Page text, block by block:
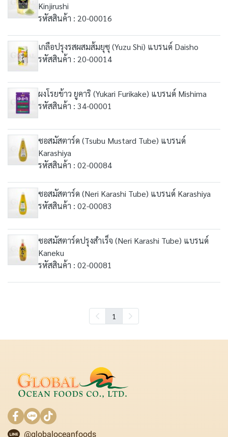
Kinjirushi
รหัสสินค้า : 20-00016
เกลือปรุงรสผสมส้มยุซุ (Yuzu Shi) แบรนด์ Daisho
รหัสสินค้า : 20-00014
ผงโรยข้าว ยูคาริ (Yukari Furikake) แบรนด์ Mishima
รหัสสินค้า : 34-00001
ซอสมัสตาร์ด (Tsubu Mustard Tube) แบรนด์
Karashiya
รหัสสินค้า : 02-00084
ซอสมัสตาร์ด (Neri Karashi Tube) แบรนด์ Karashiya
รหัสสินค้า : 02-00083
ซอสมัสตาร์ดปรุงสำเร็จ (Neri Karashi Tube) แบรนด์
Kaneku
รหัสสินค้า : 02-00081
1
@globaloceanfoods